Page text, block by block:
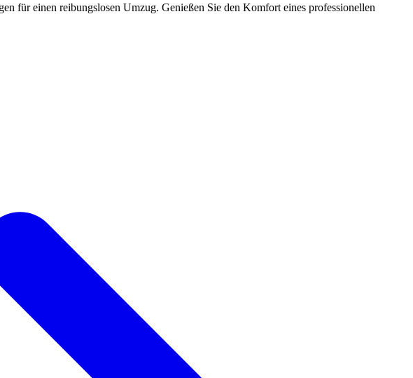
für einen reibungslosen Umzug. Genießen Sie den Komfort eines professionellen